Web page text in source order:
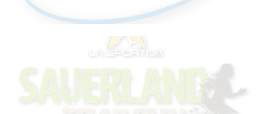
Juli 23, 2026